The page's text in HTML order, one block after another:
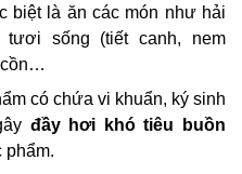
biệt là ăn các món như hải
sống (tiết canh, nem
cồn…
có chứa vi khuẩn, ký sinh
đầy hơi khó tiêu buồn
phẩm.